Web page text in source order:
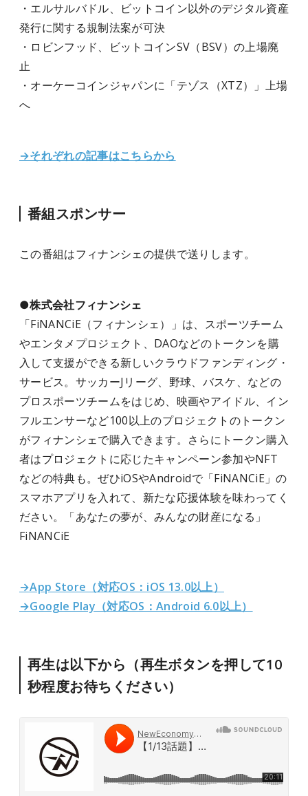
・エルサルバドル、ビットコイン以外のデジタル資産
発行に関する規制法案が可決
・ロビンフッド、ビットコインSV（BSV）の上場廃
止
・オーケーコインジャパンに「テゾス（XTZ）」上場
へ
→それぞれの記事はこちらから
番組スポンサー
この番組はフィナンシェの提供で送りします。
●株式会社フィナンシェ
「FiNANCiE（フィナンシェ）」は、スポーツチーム
やエンタメプロジェクト、DAOなどのトークンを購
入して支援ができる新しいクラウドファンディング・
サービス。サッカーJリーグ、野球、バスケ、などの
プロスポーツチームをはじめ、映画やアイドル、イン
フルエンサーなど100以上のプロジェクトのトークン
がフィナンシェで購入できます。さらにトークン購入
者はプロジェクトに応じたキャンペーン参加やNFT
などの特典も。ぜひiOSやAndroidで「FiNANCiE」の
スマホアプリを入れて、新たな応援体験を味わってく
ださい。「あなたの夢が、みんなの財産になる」
FiNANCiE
→App Store（対応OS：iOS 13.0以上）
→Google Play（対応OS：Android 6.0以上）
再生は以下から（再生ボタンを押して10
秒程度お待ちください）